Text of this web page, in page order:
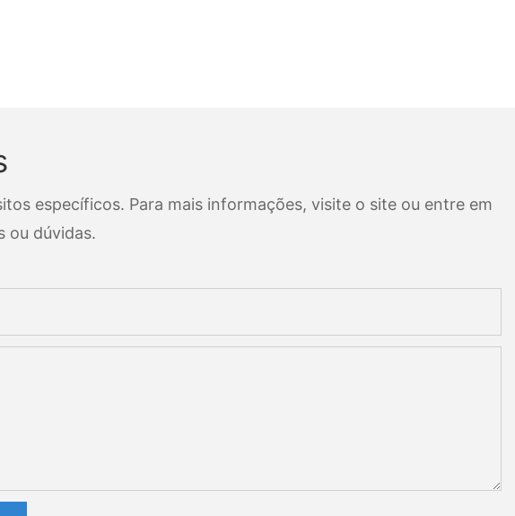
específicos. Para mais informações, visite o site ou entre em
ou dúvidas.